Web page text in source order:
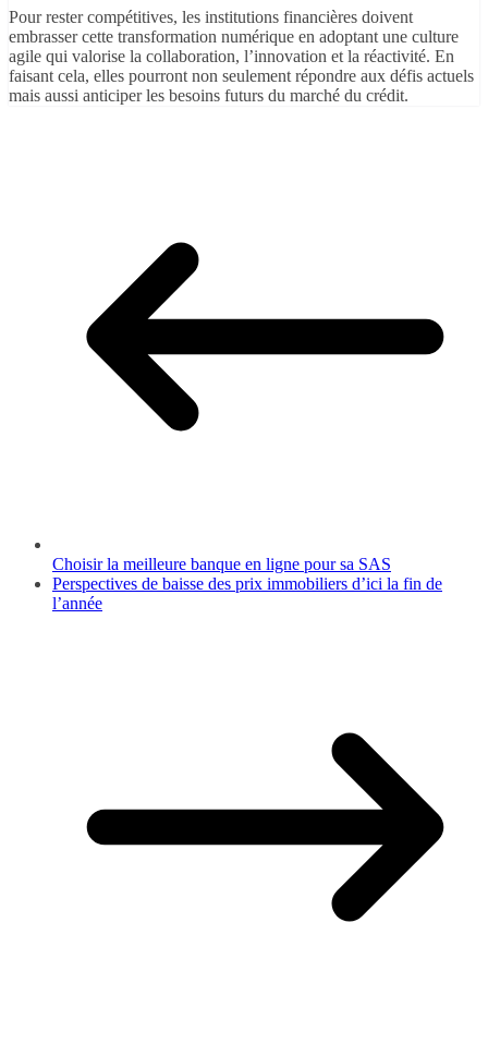
Pour rester compétitives, les institutions financières doivent
embrasser cette transformation numérique en adoptant une culture
agile qui valorise la collaboration, l’innovation et la réactivité. En
faisant cela, elles pourront non seulement répondre aux défis actuels
mais aussi anticiper les besoins futurs du marché du crédit.
Choisir la meilleure banque en ligne pour sa SAS
Perspectives de baisse des prix immobiliers d’ici la fin de
l’année